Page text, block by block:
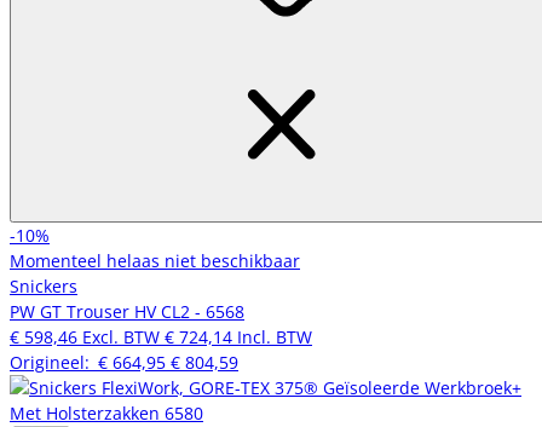
-10%
Momenteel helaas niet beschikbaar
Snickers
PW GT Trouser HV CL2 - 6568
€ 598,46 Excl. BTW € 724,14 Incl. BTW
Origineel: € 664,95 € 804,59